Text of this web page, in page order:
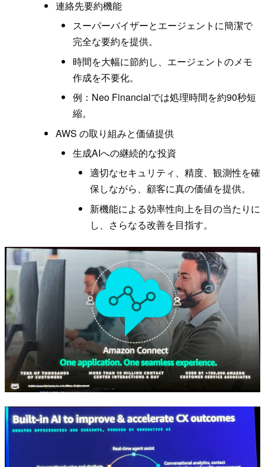
連絡先要約機能
スーパーバイザーとエージェントに簡潔で
完全な要約を提供。
時間を大幅に節約し、エージェントのメモ
作成を不要化。
例：Neo Financialでは処理時間を約90秒短
縮。
AWS の取り組みと価値提供
生成AIへの継続的な投資
適切なセキュリティ、精度、観測性を確
保しながら、顧客に真の価値を提供。
新機能による効率性向上を目の当たりに
し、さらなる改善を目指す。